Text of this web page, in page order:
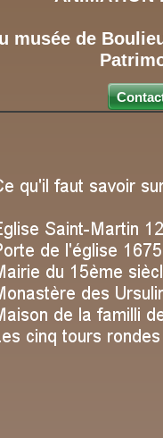
musée de
Durée visite 2h30